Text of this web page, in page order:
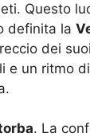
Questo
definita la
dei
e un ritmo
. La